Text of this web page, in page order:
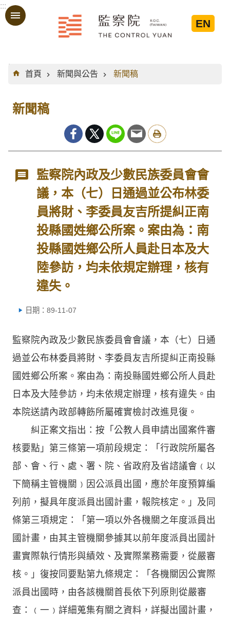
跳到主要內容區塊
:::
EN
:::
首頁
新聞與公告 新聞稿
新聞稿
監察院內政及少數民族委員會會
議，本（七）日通過並公布林委
員將財、李委員友吉所提糾正南
投縣國姓鄉公所案。案由為：南
投縣國姓鄉公所人員赴日本及大
陸參訪，均未依規定辦理，核有
違失。
日期：89-11-07
監察院內政及少數民族委員會會議，本（七）日通
過並公布林委員將財、李委員友吉所提糾正南投縣
國姓鄉公所案。案由為：南投縣國姓鄉公所人員赴
日本及大陸參訪，均未依規定辦理，核有違失。由
本院送請內政部轉飭所屬確實檢討改進見復。
糾正案文指出：按「公教人員申請出國案件審
核要點」第三條第一項前段規定：「行政院所屬各
部、會、行、處、署、院、省政府及省諮議會﹙以
下簡稱主管機關﹚因公派員出國，應於年度預算編
列前，擬具年度派員出國計畫，報院核定。」及同
條第三項規定：「第一項以外各機關之年度派員出
國計畫，由其主管機關參據其以前年度派員出國計
畫實際執行情形與績效、及實際業務需要，從嚴審
核。」復按同要點第九條規定：「各機關因公實際
派員出國時，由各該機關首長依下列原則從嚴審
查：﹙一﹚詳細蒐集有關之資料，詳擬出國計畫，